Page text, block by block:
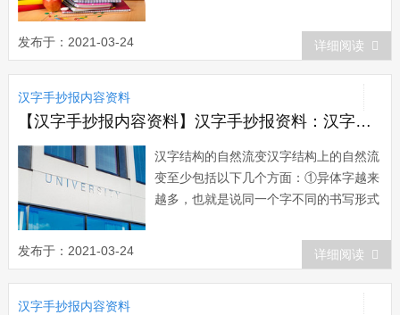
发布于：2021-03-24 详细阅读
汉字手抄报内容资料
【汉字手抄报内容资料】汉字手抄报资料：汉字结构的自然流变
汉字结构的自然流变汉字结构上的自然流
变至少包括以下几个方面：①异体字越来
越多，也就是说同一个字不同的书写形式
方式越来越多。汉字在起源之时，实际上
是一幅幅逼真的图画，各个部落甚至各个
人在写这些字，或者说画这些画时，都可
能不一样，所以每个字的写法有很多种。
发布于：2021-03-24 详细阅读
汉字手抄报内容资料